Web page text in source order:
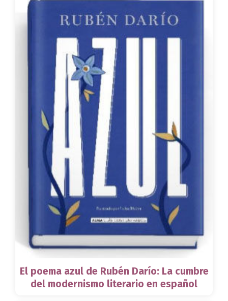
El poema azul de Rubén Darío: La cumbre
del modernismo literario en español